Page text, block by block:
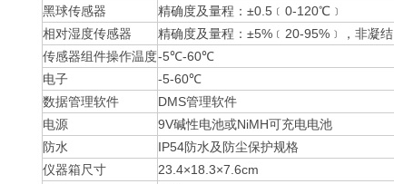
黑球传感器
精确度及量程：±0.5﹝0-120℃﹞
相对湿度传感器
精确度及量程：±5%﹝20-95%﹞，非凝结
传感器组件操作温度-5℃-60℃
电子
-5-60℃
数据管理软件
DMS管理软件
电源
9V碱性电池或NiMH可充电电池
防水
IP54防水及防尘保护规格
仪器箱尺寸
23.4×18.3×7.6cm